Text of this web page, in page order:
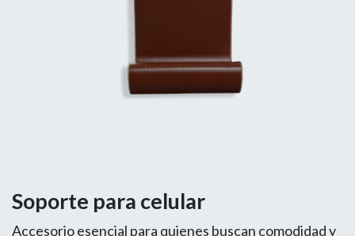
Soporte para celular
Accesorio esencial para quienes buscan comodidad y